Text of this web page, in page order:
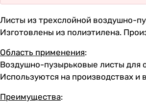
Листы из трехслойной воздушно-
Изготовлены из полиэтилена.
Область применения:
Воздушно-пузырьковые листы для
Используются на производствах
Преимущества: